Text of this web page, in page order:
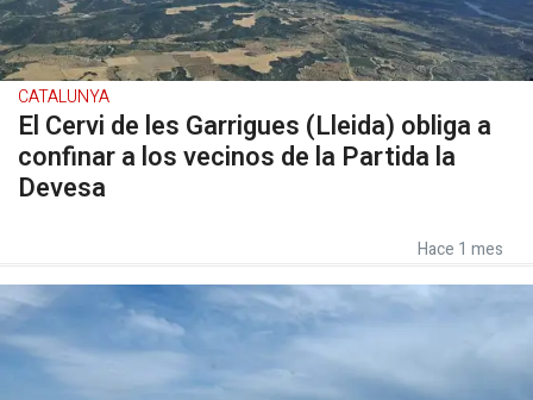
CATALUNYA
El Cervi de les Garrigues (Lleida) obliga a
confinar a los vecinos de la Partida la
Devesa
Hace 1 mes